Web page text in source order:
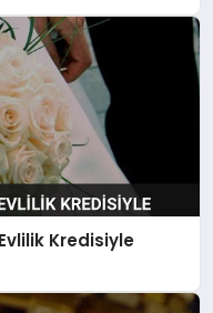
Kredisiyle